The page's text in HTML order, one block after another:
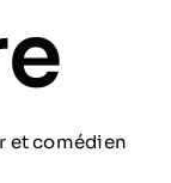
et comédien